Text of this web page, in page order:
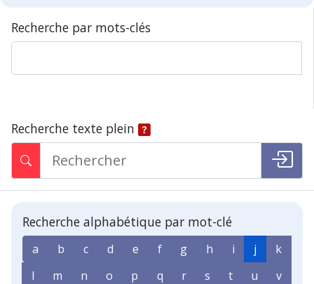
Recherche par mots-clés
Recherche texte plein
Recherche alphabétique par mot-clé
a b c d e f g h i j
k
l
m n o p q r s t u
v